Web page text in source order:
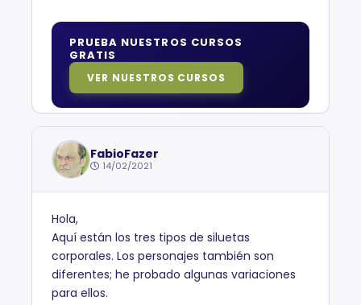
PRUEBA NUESTROS CURSOS
GRATIS
VER NUESTROS CURSOS
FabioFazer
14/02/2021
Hola,
Aquí están los tres tipos de siluetas
corporales. Los personajes también son
diferentes; he probado algunas variaciones
para ellos.